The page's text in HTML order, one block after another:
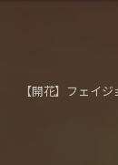
【開花】フェイジ